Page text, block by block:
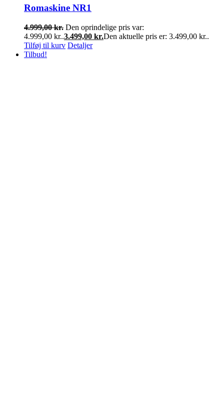
Romaskine NR1
4.999,00kr. Den oprindelige pris var:
4.999,00 kr..3.499,00 kr.Den aktuelle pris er: 3.499,00 kr..
Tilføj til kurv Detaljer
Tilbud!